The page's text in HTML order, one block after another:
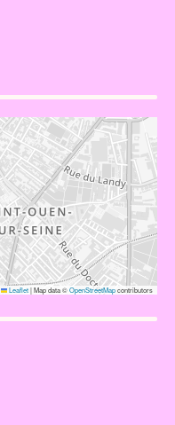
Leaflet|Map data ©OpenStreetMapcontributors